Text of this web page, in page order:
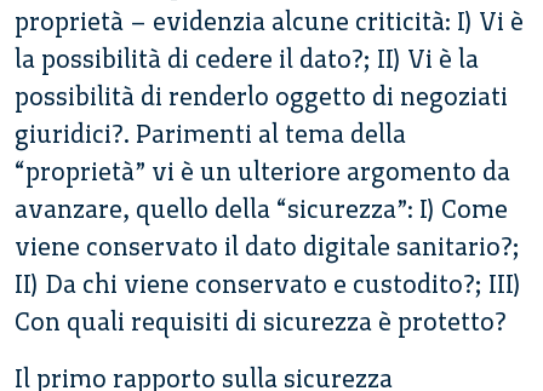
proprietà – evidenzia alcune criticità: I) Vi è
la possibilità di cedere il dato?; II) Vi è la
possibilità di renderlo oggetto di negoziati
giuridici?. Parimenti al tema della
“proprietà” vi è un ulteriore argomento da
avanzare, quello della “sicurezza”: I) Come
viene conservato il dato digitale sanitario?;
II) Da chi viene conservato e custodito?; III)
Con quali requisiti di sicurezza è protetto?
Il primo rapporto sulla sicurezza